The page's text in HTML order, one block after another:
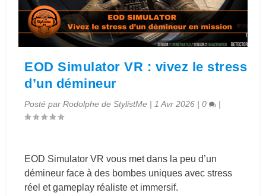
EOD Simulator VR : vivez le stress
d’un démineur
Posté parRodolphe de StylistMe | 1 Avr 2026 |0 |
EOD Simulator VR vous met dans la peu d’un
démineur face à des bombes uniques avec stress
réel et gameplay réaliste et immersif.